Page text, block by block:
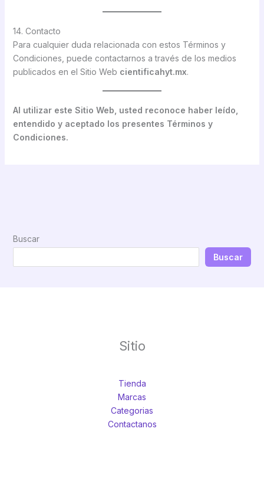
14. Contacto
Para cualquier duda relacionada con estos Términos y
Condiciones, puede contactarnos a través de los medios
publicados en el Sitio Web cientificahyt.mx.
Al utilizar este Sitio Web, usted reconoce haber leído,
entendido y aceptado los presentes Términos y
Condiciones.
Buscar
Buscar
Sitio
Tienda
Marcas
Categorias
Contactanos